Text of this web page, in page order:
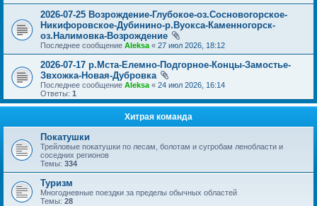
2026-07-25 Возрождение-Глубокое-оз.Сосновогорское-
Никифоровское-Дубинино-р.Вуокса-Каменногорск-
оз.Налимовка-Возрождение
Последнее сообщение Aleksa « 27 июл 2026, 18:12
2026-07-17 р.Мста-Елемно-Подгорное-Концы-Замостье-
Звхожка-Новая-Дубровка
Последнее сообщение Aleksa « 24 июл 2026, 16:14
Ответы: 1
Хитрая команда
Покатушки
Трейловые покатушки по лесам, болотам и сугробам ленобласти и
соседних регионов
Темы: 334
Туризм
Многодневные поездки за пределы обычных областей
Темы: 28